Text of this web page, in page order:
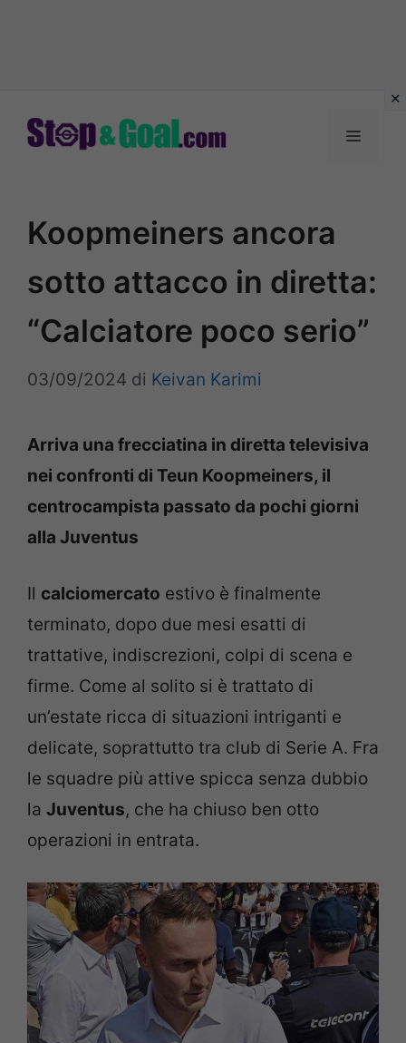
Menu
Koopmeiners ancora
sotto attacco in diretta:
“Calciatore poco serio”
03/09/2024 di Keivan Karimi
Arriva una frecciatina in diretta televisiva
nei confronti di Teun Koopmeiners, il
centrocampista passato da pochi giorni
alla Juventus
Il calciomercato estivo è finalmente
terminato, dopo due mesi esatti di
trattative, indiscrezioni, colpi di scena e
firme. Come al solito si è trattato di
un’estate ricca di situazioni intriganti e
delicate, soprattutto tra club di Serie A. Fra
le squadre più attive spicca senza dubbio
la Juventus, che ha chiuso ben otto
operazioni in entrata.